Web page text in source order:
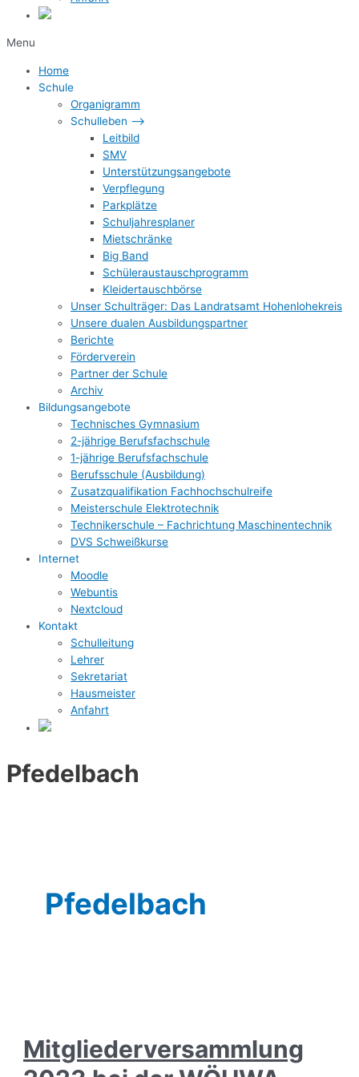
Menu
Home
Schule
Organigramm
Schulleben –>
Leitbild
SMV
Unterstützungsangebote
Verpflegung
Parkplätze
Schuljahresplaner
Mietschränke
Big Band
Schüleraustauschprogramm
Kleidertauschbörse
Unser Schulträger: Das Landratsamt Hohenlohekreis
Unsere dualen Ausbildungspartner
Berichte
Förderverein
Partner der Schule
Archiv
Bildungsangebote
Technisches Gymnasium
2-jährige Berufsfachschule
1-jährige Berufsfachschule
Berufsschule (Ausbildung)
Zusatzqualifikation Fachhochschulreife
Meisterschule Elektrotechnik
Technikerschule – Fachrichtung Maschinentechnik
DVS Schweißkurse
Internet
Moodle
Webuntis
Nextcloud
Kontakt
Schulleitung
Lehrer
Sekretariat
Hausmeister
Anfahrt
Pfedelbach
Pfedelbach
Mitgliederversammlung